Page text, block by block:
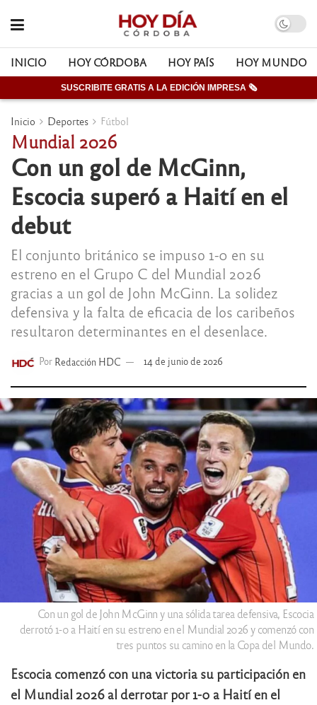
INICIO HOY CÓRDOBA HOY PAÍS HOY MUNDO
SUSCRIBITE GRATIS A LA EDICIÓN IMPRESA 🗞
Inicio Deportes Fútbol
Mundial 2026
Con un gol de McGinn,
Escocia superó a Haití en el
debut
El conjunto británico se impuso 1-0 en su
estreno en el Grupo C del Mundial 2026
gracias a un gol de John McGinn. La solidez
defensiva y la falta de eficacia de los caribeños
resultaron determinantes en el desenlace.
Por Redacción HDC 14 de junio de 2026
Con un gol de John McGinn y una sólida tarea defensiva, Escocia
derrotó 1-0 a Haití en su estreno en el Mundial 2026 y comenzó con
tres puntos su camino en la Copa del Mundo.
Escocia comenzó con una victoria su participación en
el Mundial 2026 al derrotar por 1-0 a Haití en el